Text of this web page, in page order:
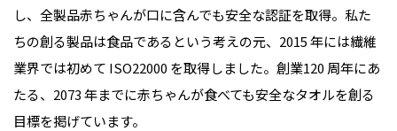
し、全製品赤ちゃんが口に含んでも安全な認証を取得。私た
ちの創る製品は食品であるという考えの元、2015 年には繊維
業界では初めて ISO22000 を取得しました。創業120 周年にあ
たる、2073 年までに赤ちゃんが食べても安全なタオルを創る
目標を掲げています。